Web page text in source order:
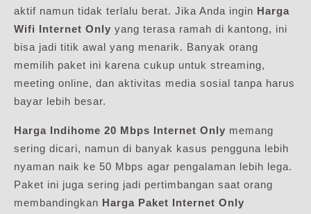
aktif namun tidak terlalu berat. Jika Anda ingin Harga
Wifi Internet Only yang terasa ramah di kantong, ini
bisa jadi titik awal yang menarik. Banyak orang
memilih paket ini karena cukup untuk streaming,
meeting online, dan aktivitas media sosial tanpa harus
bayar lebih besar.
Harga Indihome 20 Mbps Internet Only memang
sering dicari, namun di banyak kasus pengguna lebih
nyaman naik ke 50 Mbps agar pengalaman lebih lega.
Paket ini juga sering jadi pertimbangan saat orang
membandingkan Harga Paket Internet Only